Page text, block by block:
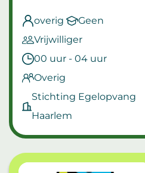
overig
Geen
Vrijwilliger
00 uur - 04 uur
Overig
Stichting Egelopvang
Haarlem